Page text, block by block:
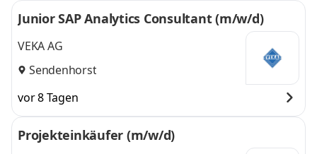
Junior SAP Analytics Consultant (m/w/d)
VEKA AG
Sendenhorst
vor 8 Tagen
Projekteinkäufer (m/w/d)